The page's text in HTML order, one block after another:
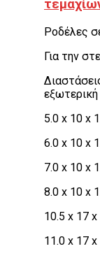
Ροδέλες
Για την
5.0 x 10 x
6.0 x 10 x
7.0 x 10 x
8.0 x 10 x
10.5 x 17 x
11.0 x 17 x